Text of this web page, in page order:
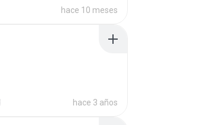
hace 10 meses
hace 3 años